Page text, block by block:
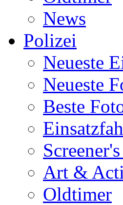
News
Polizei
Neueste
Neueste
Beste
Art &
Oldtimer